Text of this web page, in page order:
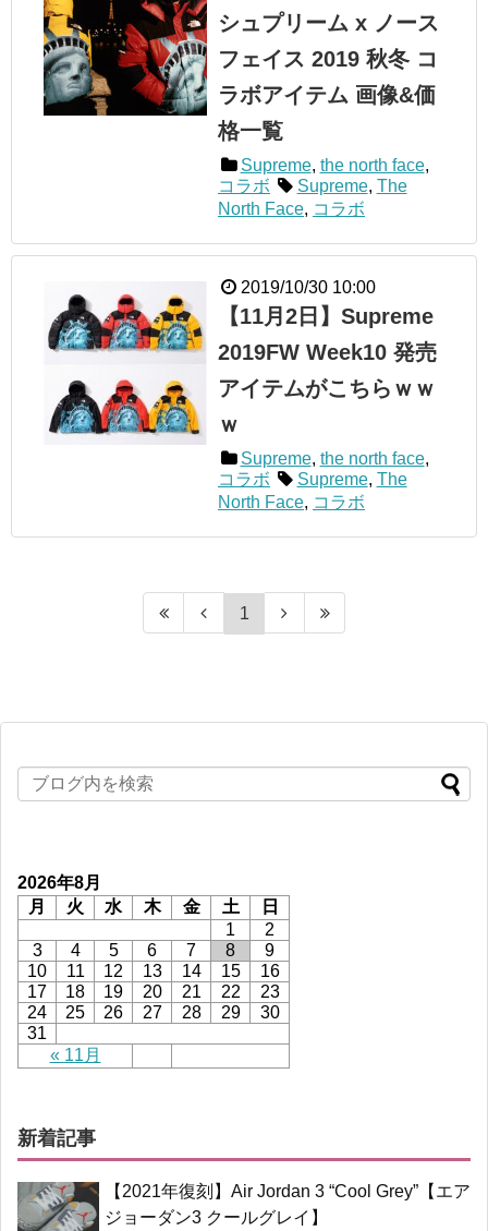
シュプリーム x ノース
フェイス 2019 秋冬 コ
ラボアイテム 画像&価
格一覧
Supreme, the north face,
コラボ
Supreme, The
North Face, コラボ
2019/10/30 10:00
【11月2日】Supreme
2019FW Week10 発売
アイテムがこちらｗｗ
ｗ
Supreme, the north face,
コラボ
Supreme, The
North Face, コラボ
1
2026年8月
月
火 水 木 金 土 日
« 11月
1
2
3
4 5 6 7 8
9
10
11 12 13 14 15
16
17
18 19 20 21 22
23
24
25 26 27 28 29
30
31
新着記事
【2021年復刻】Air Jordan 3 “Cool Grey”【エア
ジョーダン3 クールグレイ】